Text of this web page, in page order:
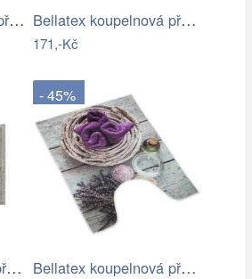
Bellatex koupelnová předložka BANY… Bellatex koupelnová předložka BANY…
171,-Kč
4Home Koupelnová předložka Grate, 40 x…
- 45%
Bellatex koupelnová předložka 3D tisk…